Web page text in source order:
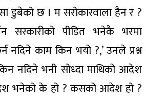
डुबेको छ । म सरोकारवाला हैन र ?
सरकारीको पीडित भनेकै भरमा
नदिने काम किन भयो ?,’ उनले प्रश्न
किन नदिने भनी सोध्दा माथिको आदेश
भनेको के हो ? कसको आदेश हो ?